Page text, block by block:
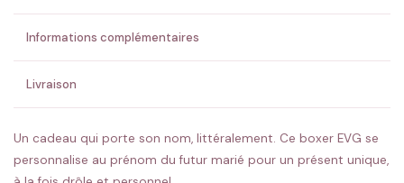
💚 Retour sous 24-48h🇫🇷 Flocage en France✅ Validation avant fabrication
Informations complémentaires
Livraison
Un cadeau qui porte son nom, littéralement. Ce boxer EVG se
personnalise au prénom du futur marié pour un présent unique,